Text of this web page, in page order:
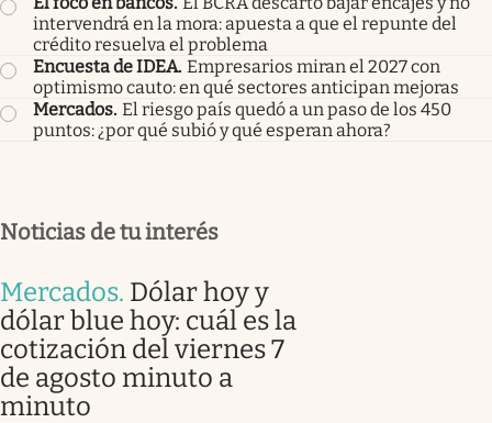
intervendrá en la mora: apuesta a que el repunte del
crédito resuelva el problema
Encuesta de IDEA. Empresarios miran el 2027 con
optimismo cauto: en qué sectores anticipan mejoras
Mercados. El riesgo país quedó a un paso de los 450
puntos: ¿por qué subió y qué esperan ahora?
Noticias de tu interés
Mercados. Dólar hoy y
dólar blue hoy: cuál es la
cotización del viernes 7
de agosto minuto a
minuto